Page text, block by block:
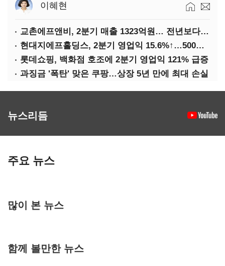
이혜현
교촌에프앤비, 2분기 매출 1323억원… 전년보다 4.9%↑
현대지에프홀딩스, 2분기 영업익 15.6%↑…500억 규모 자사주 매입
롯데쇼핑, 백화점 호조에 2분기 영업익 121% 급증
과징금 '폭탄' 맞은 쿠팡…상장 5년 만에 최대 손실
뉴스리듬
주요 뉴스
많이 본 뉴스
함께 볼만한 뉴스